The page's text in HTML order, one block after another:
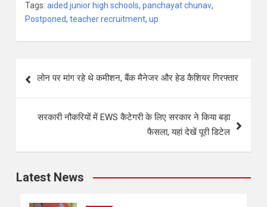
Tags: aided junior high schools, panchayat chunav,
Postponed, teacher recruitment, up
लोन पर मांग रहे थे कमीशन, बैंक मैनेजर और हेड कैशियर गिरफ्तार
सरकारी नौकरियों में EWS कैटेगरी के लिए सरकार ने किया बड़ा
फैसला, यहां देखें पूरी डिटेल
Latest News